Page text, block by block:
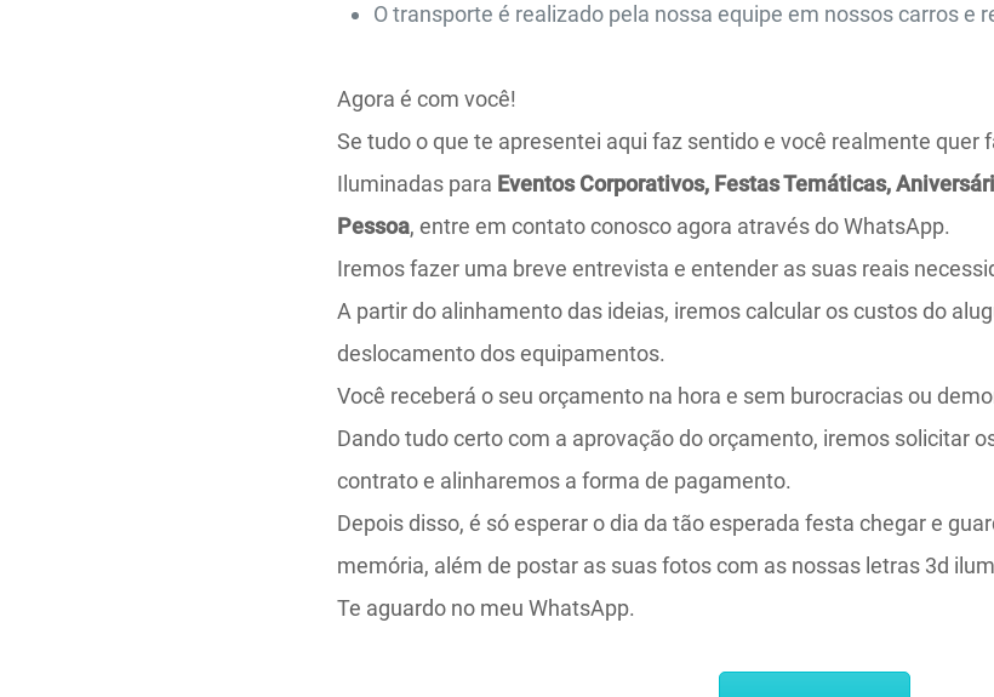
O transporte é realizado pela nossa equipe em nossos carros e
Agora é com você!
Se tudo o que te apresentei aqui faz sentido e você realmente quer
Iluminadas para Eventos Corporativos, Festas Temáticas,
Pessoa, entre em contato conosco agora através do WhatsApp.
Iremos fazer uma breve entrevista e entender as suas reais
A partir do alinhamento das ideias, iremos calcular os custos do
deslocamento dos equipamentos.
Você receberá o seu orçamento na hora e sem burocracias ou
Dando tudo certo com a aprovação do orçamento, iremos solicitar
contrato e alinharemos a forma de pagamento.
Depois disso, é só esperar o dia da tão esperada festa chegar e
memória, além de postar as suas fotos com as nossas letras 3d
Te aguardo no meu WhatsApp.